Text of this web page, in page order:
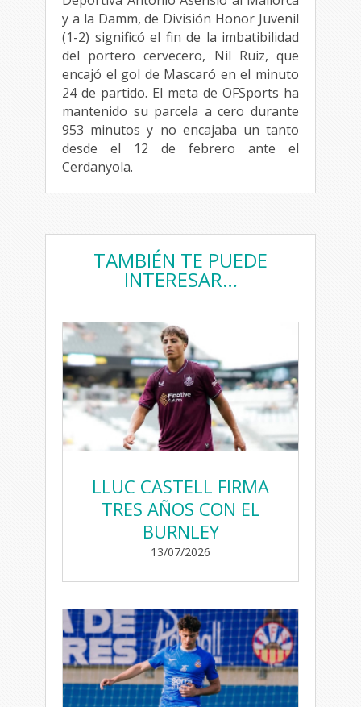
y a la Damm, de División Honor Juvenil
(1-2) significó el fin de la imbatibilidad
del portero cervecero, Nil Ruiz, que
encajó el gol de Mascaró en el minuto
24 de partido. El meta de OFSports ha
mantenido su parcela a cero durante
953 minutos y no encajaba un tanto
desde el 12 de febrero ante el
Cerdanyola.
TAMBIÉN TE PUEDE
INTERESAR…
LLUC CASTELL FIRMA
TRES AÑOS CON EL
BURNLEY
13/07/2026